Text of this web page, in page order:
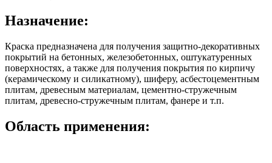
Назначение:
Краска предназначена для получения защитно-декоративных
покрытий на бетонных, железобетонных, оштукатуренных
поверхностях, а также для получения покрытия по кирпичу
(керамическому и силикатному), шиферу, асбестоцементным
плитам, древесным материалам, цементно-стружечным
плитам, древесно-стружечным плитам, фанере и т.п.
Область применения: